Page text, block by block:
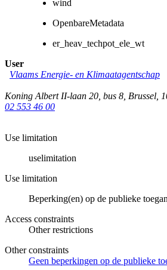
wind
OpenbareMetadata
er_heav_techpot_ele_wt
User
Vlaams Energie- en Klimaatagentschap
Koning Albert II-laan 20, bus 8 Brussel
02 553 46 00
Use limitation
uselimitation
Use limitation
Beperking(en) op de publieke
Access constraints
Other restrictions
Other constraints
Geen beperkingen op de publieke